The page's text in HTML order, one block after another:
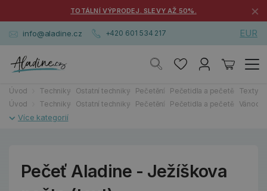
TOTÁLNÍ VÝPRODEJ. SLEVY AŽ 50%. ×
info@aladine.cz +420 601 534 217 EUR
Úvod Techniky Ostatní techniky Pečetění Pečetidla a pečetě
Texty,
Úvod
Techniky Ostatní techniky Pečetění Pečetidla a pečetě Vánoce
Pečeť Aladine - Ježíškova